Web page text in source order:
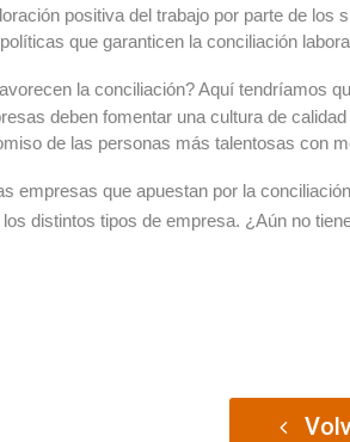
positiva del trabajo por parte de
que garanticen la conciliación
la conciliación? Aquí tendríamos
deben fomentar una cultura de
de las personas más talentosas con
empresas que apuestan por la
distintos tipos de empresa. ¿Aún no